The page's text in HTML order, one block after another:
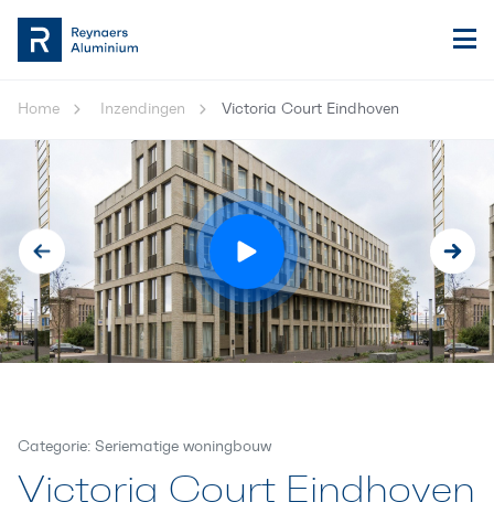
Home Inzendingen Victoria Court Eindhoven
Categorie: Seriematige woningbouw
Victoria Court Eindhoven